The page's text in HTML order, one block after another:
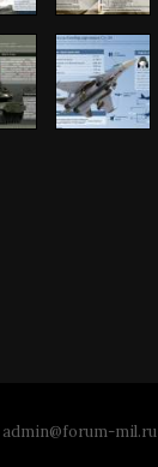
admin@forum-mil.ru